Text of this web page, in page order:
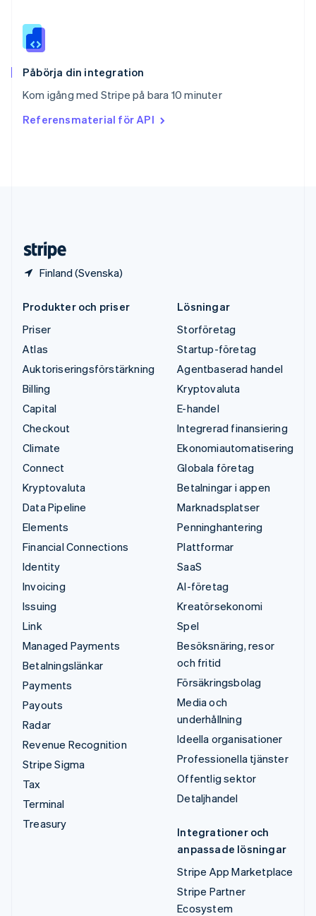
Påbörja din integration
Kom igång med Stripe på bara 10 minuter
Referensmaterial för API
Finland (Svenska)
Storbritannien
Sverige
SvenskaEnglish
Thailand
ไทยEnglish
English
Produkter och priser
Priser
Atlas
Auktoriseringsförstärkning
Billing
Capital
Checkout
Climate
Connect
Kryptovaluta
Data Pipeline
Elements
Financial Connections
Identity
Invoicing
Issuing
Link
Managed Payments
Betalningslänkar
Payments
Payouts
Radar
Revenue Recognition
Stripe Sigma
Tax
Terminal
Treasury
Lösningar
Storföretag
Startup-företag
Agentbaserad handel
Kryptovaluta
E-handel
Integrerad finansiering
Ekonomiautomatisering
Globala företag
Betalningar i appen
Marknadsplatser
Penninghantering
Plattformar
SaaS
AI-företag
Kreatörsekonomi
Spel
Besöksnäring, resor
och fritid
Försäkringsbolag
Media och
underhållning
Ideella organisationer
Professionella tjänster
Offentlig sektor
Detaljhandel
Integrationer och
anpassade lösningar
Stripe App Marketplace
Stripe Partner
Ecosystem